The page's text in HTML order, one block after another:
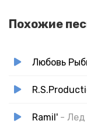
Похожие
Любовь
Ramil' - Лед